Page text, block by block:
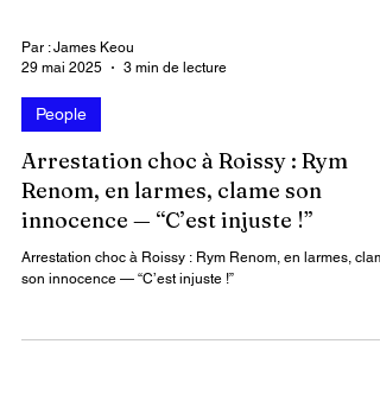
Par : James Keou
29 mai 2025
People
Arrestation choc à Roissy : Rym
Renom, en larmes, clame son
innocence — “C’est injuste !”